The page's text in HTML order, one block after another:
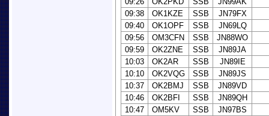
09:38
OK1KZE SSB
JN79FX
09:40
OK1OPF SSB
JN69LQ
09:56
OM3CFN SSB
JN88WO
09:59
OK2ZNE SSB
JN89JA
10:03
OK2AR SSB
JN89IE
10:10
OK2VQG SSB
JN89JS
10:37
OK2BMJ SSB
JN89VD
10:46
OK2BFI SSB
JN89QH
10:47
OM5KV SSB
JN97BS